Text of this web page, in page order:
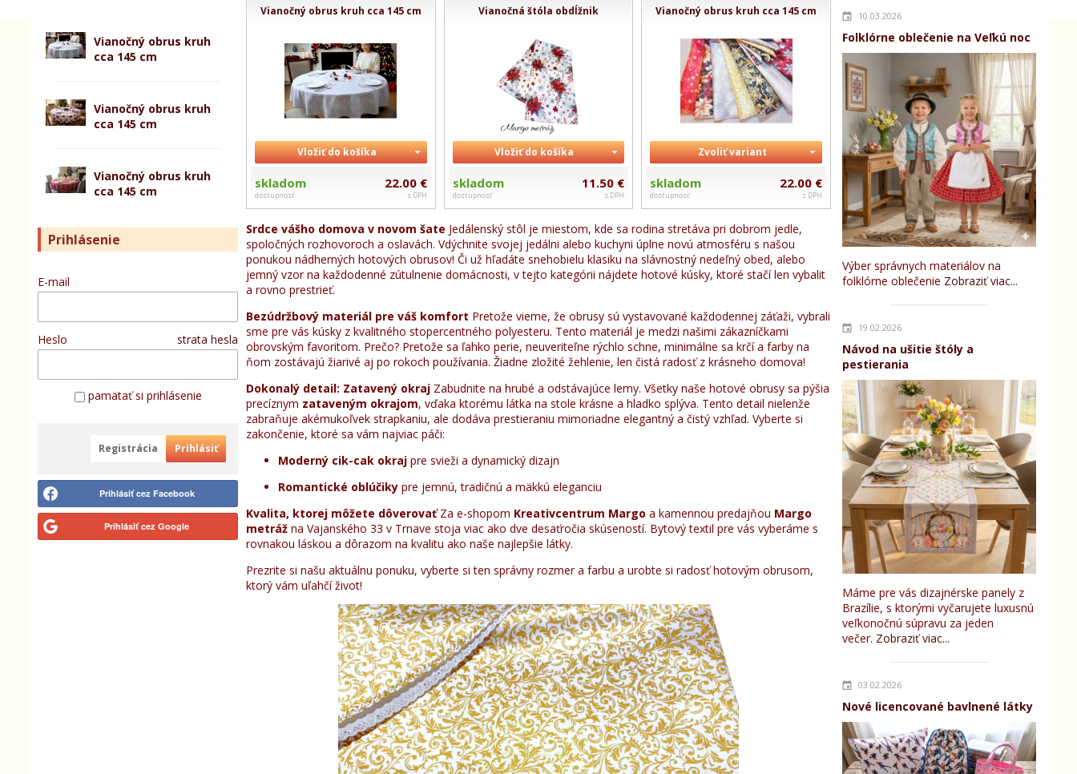
Vianočný obrus kruh
cca 145 cm
Vianočný obrus kruh
cca 145 cm
Vianočný obrus kruh
cca 145 cm
Prihlásenie
E-mail
Heslo strata hesla
pamätať si prihlásenie
Registrácia Prihlásiť
Prihlásiť cez Facebook
Prihlásiť cez Google
10.03.2026
Folklórne oblečenie na Veľkú noc
Výber správnych materiálov na
folklórne oblečenie Zobraziť viac...
19.02.2026
Návod na ušitie štóly a
pestierania
Máme pre vás dizajnérske panely z
Brazílie, s ktorými vyčarujete luxusnú
veľkonočnú súpravu za jeden
večer. Zobraziť viac...
03.02.2026
Nové licencované bavlnené látky
Vianočný obrus kruh cca 145 cm
Vložiť do košíka
skladom
dostupnosť
22.00 €
s DPH
Vianočná štóla obdĺžnik
Vložiť do košíka
skladom
dostupnosť
11.50 €
s DPH
Vianočný obrus kruh cca 145 cm
Zvoliť variant
skladom
dostupnosť
22.00 €
s DPH
Srdce vášho domova v novom šate Jedálenský stôl je miestom, kde sa rodina stretáva pri dobrom jedle,
spoločných rozhovoroch a oslavách. Vdýchnite svojej jedálni alebo kuchyni úplne novú atmosféru s našou
ponukou nádherných hotových obrusov! Či už hľadáte snehobielu klasiku na slávnostný nedeľný obed, alebo
jemný vzor na každodenné zútulnenie domácnosti, v tejto kategórii nájdete hotové kúsky, ktoré stačí len vybalit
a rovno prestrieť.
Bezúdržbový materiál pre váš komfort Pretože vieme, že obrusy sú vystavované každodennej záťaži, vybrali
sme pre vás kúsky z kvalitného stopercentného polyesteru. Tento materiál je medzi našimi zákazníčkami
obrovským favoritom. Prečo? Pretože sa ľahko perie, neuveriteľne rýchlo schne, minimálne sa krčí a farby na
ňom zostávajú žiarivé aj po rokoch používania. Žiadne zložité žehlenie, len čistá radosť z krásneho domova!
Dokonalý detail: Zatavený okraj Zabudnite na hrubé a odstávajúce lemy. Všetky naše hotové obrusy sa pýšia
precíznym zataveným okrajom, vďaka ktorému látka na stole krásne a hladko splýva. Tento detail nielenže
zabraňuje akémukoľvek strapkaniu, ale dodáva prestieraniu mimoriadne elegantný a čistý vzhľad. Vyberte si
zakončenie, ktoré sa vám najviac páči:
Moderný cik-cak okraj pre svieži a dynamický dizajn
Romantické oblúčiky pre jemnú, tradičnú a mäkkú eleganciu
Kvalita, ktorej môžete dôverovaťZa e-shopom Kreativcentrum Margo a kamennou predajňou Margo
metráž na Vajanského 33 v Trnave stoja viac ako dve desaťročia skúseností. Bytový textil pre vás vyberáme s
rovnakou láskou a dôrazom na kvalitu ako naše najlepšie látky.
Prezrite si našu aktuálnu ponuku, vyberte si ten správny rozmer a farbu a urobte si radosť hotovým obrusom,
ktorý vám uľahčí život!